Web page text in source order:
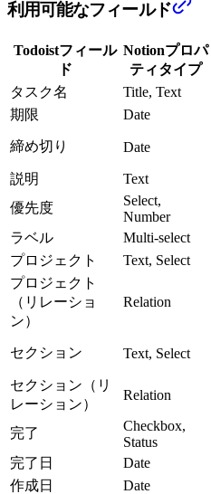
利用可能なフィールド
Todoistフィール
ド
Notionプロパ
ティタイプ
タスク名 Title, Text
期限
Date
締め切り Date
説明
Text
優先度
Select,
Number
ラベル
Multi-select
プロジェクト
Text, Select
プロジェクト
（リレーショ
ン）
Relation
セクション Text, Select
セクション（リ
レーション）
Relation
完了
Checkbox,
Status
完了日
Date
作成日
Date